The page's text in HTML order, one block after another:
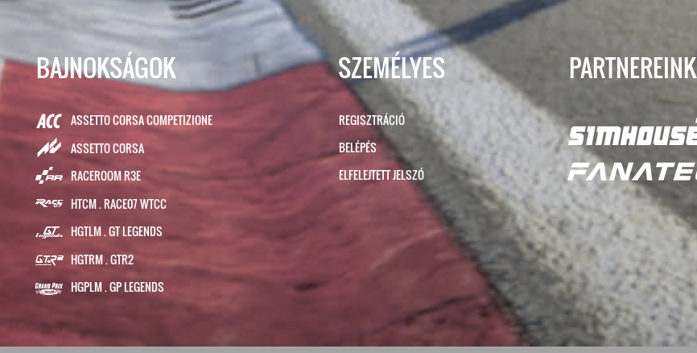
BAJNOKSÁGOK
ASSETTO CORSA COMPETIZIONE
ASSETTO CORSA
RACEROOM R3E
HTCM . RACE07 WTCC
HGTLM . GT LEGENDS
HGTRM . GTR2
HGPLM . GP LEGENDS
SZEMÉLYES
REGISZTRÁCIÓ
BELÉPÉS
ELFELEJTETT JELSZÓ
PARTNEREINK